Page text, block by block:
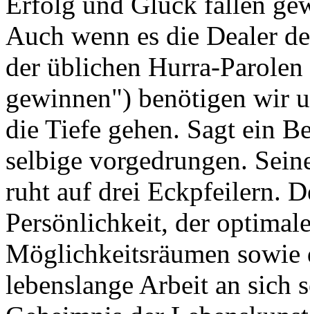
Auch wenn es die Dealer
der üblichen Hurra-
gewinnen") benötigen wir
die Tiefe gehen. Sagt ein
selbige vorgedrungen.
ruht auf drei Eckpfeilern.
Persönlichkeit, der
Möglichkeitsräumen
lebenslange Arbeit an sich